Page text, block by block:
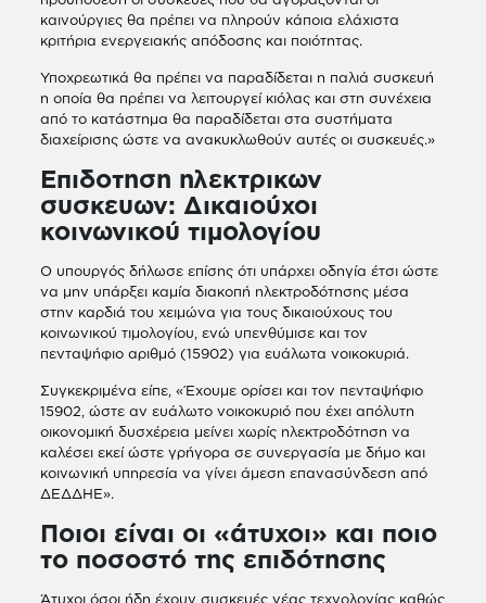
καινούργιες θα πρέπει να πληρούν κάποια ελάχιστα
κριτήρια ενεργειακής απόδοσης και ποιότητας.
Υποχρεωτικά θα πρέπει να παραδίδεται η παλιά συσκευή
η οποία θα πρέπει να λειτουργεί κιόλας και στη συνέχεια
από το κατάστημα θα παραδίδεται στα συστήματα
διαχείρισης ώστε να ανακυκλωθούν αυτές οι συσκευές.»
Επιδοτηση ηλεκτρικων
συσκευων: Δικαιούχοι
κοινωνικού τιμολογίου
Ο υπουργός δήλωσε επίσης ότι υπάρχει οδηγία έτσι ώστε
να μην υπάρξει καμία διακοπή ηλεκτροδότησης μέσα
στην καρδιά του χειμώνα για τους δικαιούχους του
κοινωνικού τιμολογίου, ενώ υπενθύμισε και τον
πενταψήφιο αριθμό (15902) για ευάλωτα νοικοκυριά.
Συγκεκριμένα είπε, «Έχουμε ορίσει και τον πενταψήφιο
15902, ώστε αν ευάλωτο νοικοκυριό που έχει απόλυτη
οικονομική δυσχέρεια μείνει χωρίς ηλεκτροδότηση να
καλέσει εκεί ώστε γρήγορα σε συνεργασία με δήμο και
κοινωνική υπηρεσία να γίνει άμεση επανασύνδεση από
ΔΕΔΔΗΕ».
Ποιοι είναι οι «άτυχοι» και ποιο
το ποσοστό της επιδότησης
Άτυχοι όσοι ήδη έχουν συσκευές νέας τεχνολογίας καθώς